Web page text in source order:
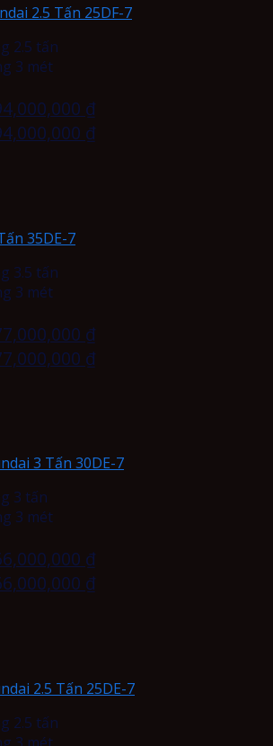
2.5 Tấn 25DF-7
2.5 tấn
3 mét
₫
₫
35DE-7
3.5 tấn
3 mét
₫
₫
3 Tấn 30DE-7
3 tấn
3 mét
₫
₫
2.5 Tấn 25DE-7
2.5 tấn